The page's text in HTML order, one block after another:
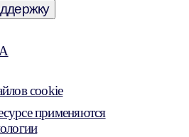
cookie
применяются